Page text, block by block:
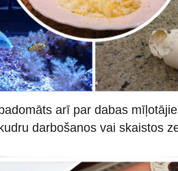
arī par dabas
darbošanos vai skaistos